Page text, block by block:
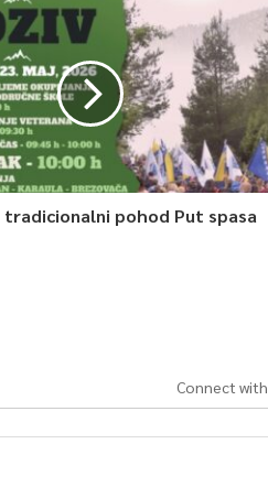
tradicionalni pohod Put spasa
Connect with